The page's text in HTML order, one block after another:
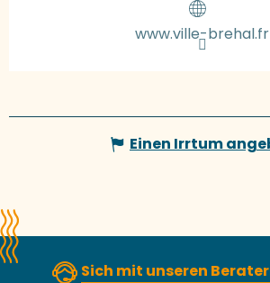
www.ville-brehal.fr
Einen Irrtum
Sich mit unseren